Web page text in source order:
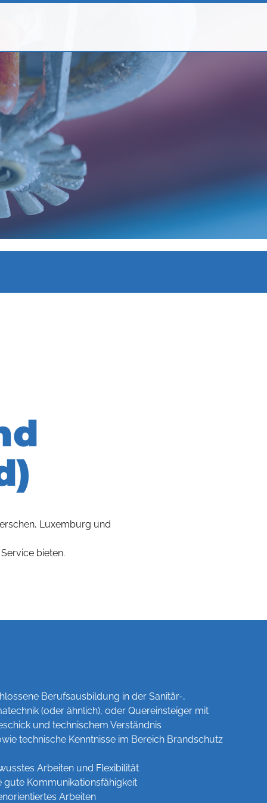
Luxemburg und
bieten.
Berufsausbildung in der Sanitär-,
(oder ähnlich), oder Quereinsteiger mit
und technischem Verständnis
technische Kenntnisse im Bereich Brandschutz
Arbeiten und Flexibilität
gute Kommunikationsfähigkeit
Arbeiten